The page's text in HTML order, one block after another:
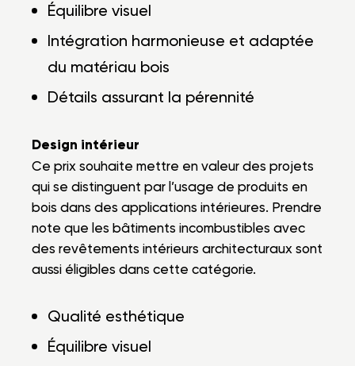
Équilibre visuel
Intégration harmonieuse et adaptée
du matériau bois
Détails assurant la pérennité
Design intérieur
Ce prix souhaite mettre en valeur des projets
qui se distinguent par l’usage de produits en
bois dans des applications intérieures. Prendre
note que les bâtiments incombustibles avec
des revêtements intérieurs architecturaux sont
aussi éligibles dans cette catégorie.
Qualité esthétique
Équilibre visuel